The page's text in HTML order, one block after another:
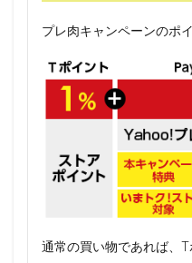
プレ肉キャンペーンのポ
通常の買い物であれば、